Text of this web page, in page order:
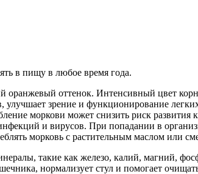
в пищу в любое время года.
оранжевый оттенок. Интенсивный цвет
улучшает зрение и функционирование
моркови может снизить риск развития
и вирусов. При попадании в
морковь с растительным маслом или
такие как железо, калий, магний,
нормализует стул и помогает